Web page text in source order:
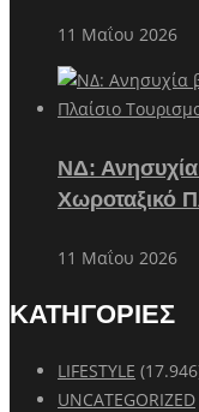
11 Μαΐου 2026
ΝΔ: Ανησυχία
Χωροταξικό
11 Μαΐου 2026
ΚΑΤΗΓΟΡΙΕΣ
LIFESTYLE
UNCATEGORIZED